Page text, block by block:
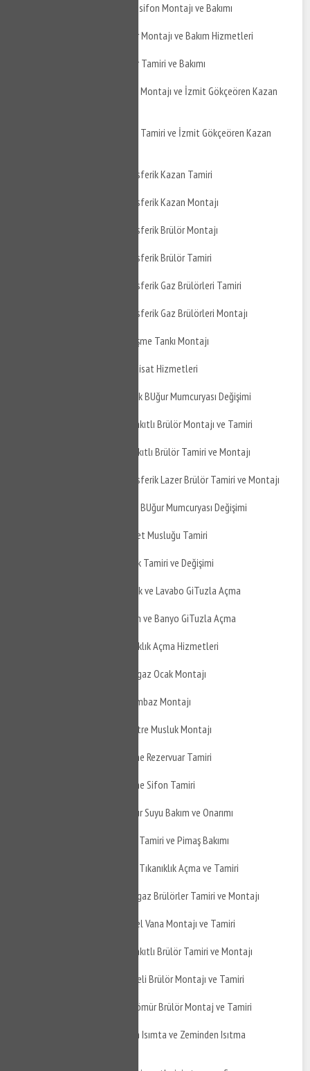
İzmit Gökçeören Termosifon Montajı ve Bakımı
İzmit Gökçeören Boyler Montajı ve Bakım Hizmetleri
İzmit Gökçeören Boyler Tamiri ve Bakımı
İzmit Gökçeören Kazan Montajı ve İzmit Gökçeören Kazan
İzmit Gökçeören Kazan Tamiri ve İzmit Gökçeören Kazan
İzmit Gökçeören Atmosferik Kazan Tamiri
İzmit Gökçeören Atmosferik Kazan Montajı
İzmit Gökçeören Atmosferik Brülör Montajı
İzmit Gökçeören Atmosferik Brülör Tamiri
İzmit Gökçeören Atmosferik Gaz Brülörleri Tamiri
İzmit Gökçeören Atmosferik Gaz Brülörleri Montajı
İzmit Gökçeören Genleşme Tankı Montajı
İzmit Gökçeören Su Tesisat Hizmetleri
İzmit Gökçeören Mutfak BUğur Mumcuryası Değişimi
İzmit Gökçeören Gaz Yakıtlı Brülör Montajı ve Tamiri
İzmit Gökçeören Sıvı Yakıtlı Brülör Tamiri ve Montajı
İzmit Gökçeören Atmosferik Lazer Brülör Tamiri ve Montajı
İzmit Gökçeören Banyo BUğur Mumcuryası Değişimi
İzmit Gökçeören Taharet Musluğu Tamiri
İzmit Gökçeören Musluk Tamiri ve Değişimi
İzmit Gökçeören Mutfak ve Lavabo GiTuzla Açma
İzmit Gökçeören Balkon ve Banyo GiTuzla Açma
İzmit Gökçeören Tıkanıklık Açma Hizmetleri
İzmit Gökçeören Doğalgaz Ocak Montajı
İzmit Gökçeören Davlumbaz Montajı
İzmit Gökçeören Ankastre Musluk Montajı
İzmit Gökçeören Gömme Rezervuar Tamiri
İzmit Gökçeören Gömme Sifon Tamiri
İzmit Gökçeören Yağmur Suyu Bakım ve Onarımı
İzmit Gökçeören Pimaş Tamiri ve Pimaş Bakımı
İzmit Gökçeören Pimaş Tıkanıklık Açma ve Tamiri
İzmit Gökçeören Doğalgaz Brülörler Tamiri ve Montajı
İzmit Gökçeören Küresel Vana Montajı ve Tamiri
İzmit Gökçeören Çift Yakıtlı Brülör Tamiri ve Montajı
İzmit Gökçeören Üflemeli Brülör Montajı ve Tamiri
İzmit Gökçeören Toz Kömür Brülör Montaj ve Tamiri
İzmit Gökçeören Yerden Isımta ve Zeminden Isıtma